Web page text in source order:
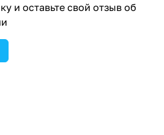
и оставьте свой отзыв об